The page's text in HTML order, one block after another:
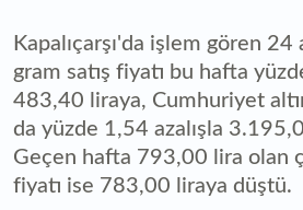
Kapalıçarşı'da işlem gören 24
gram satış fiyatı bu hafta
483,40 liraya, Cumhuriyet
da yüzde 1,54 azalışla
Geçen hafta 793,00 lira olan
fiyatı ise 783,00 liraya düştü.